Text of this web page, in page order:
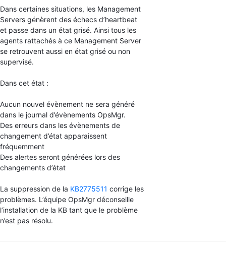
Dans certaines situations, les Management
Servers génèrent des échecs d’heartbeat
et passe dans un état grisé. Ainsi tous les
agents rattachés à ce Management Server
se retrouvent aussi en état grisé ou non
supervisé.
Dans cet état :
Aucun nouvel évènement ne sera généré
dans le journal d’évènements OpsMgr.
Des erreurs dans les évènements de
changement d’état apparaissent
fréquemment
Des alertes seront générées lors des
changements d’état
La suppression de la KB2775511 corrige les
problèmes. L’équipe OpsMgr déconseille
l’installation de la KB tant que le problème
n’est pas résolu.